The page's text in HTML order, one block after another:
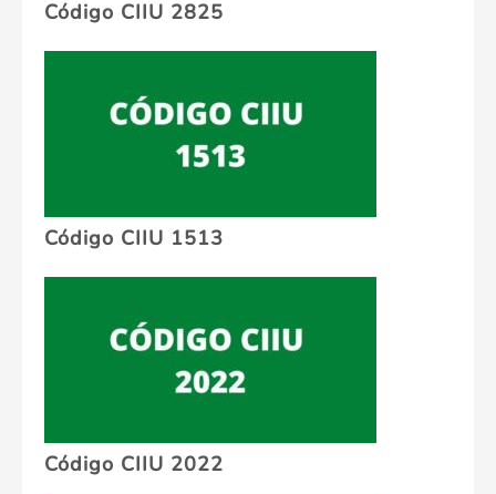
Código CIIU 2825
Código CIIU 1513
Código CIIU 2022